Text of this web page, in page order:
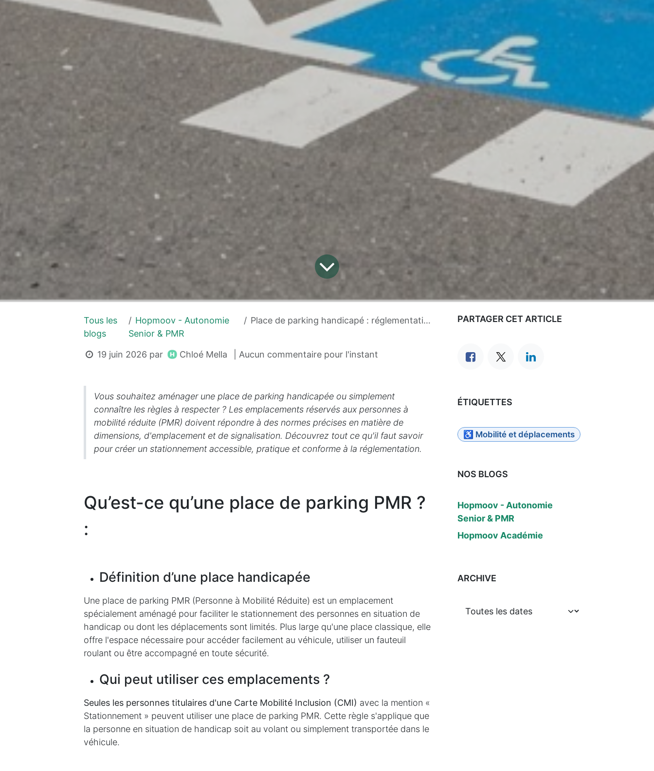
Tous les
blogs
Hopmoov - Autonomie
Senior & PMR
Place de parking handicapé : réglementation et marquage au sol
19 juin 2026 par Chloé Mella | Aucun commentaire pour l'instant
Vous souhaitez aménager une place de parking handicapée ou simplement
connaître les règles à respecter ? Les emplacements réservés aux personnes à
mobilité réduite (PMR) doivent répondre à des normes précises en matière de
dimensions, d'emplacement et de signalisation. Découvrez tout ce qu'il faut savoir
pour créer un stationnement accessible, pratique et conforme à la réglementation.
Qu’est-ce qu’une place de parking PMR ?
:
Définition d’une place handicapée
Une place de parking PMR (Personne à Mobilité Réduite) est un emplacement
spécialement aménagé pour faciliter le stationnement des personnes en situation de
handicap ou dont les déplacements sont limités. Plus large qu'une place classique, elle
offre l'espace nécessaire pour accéder facilement au véhicule, utiliser un fauteuil
roulant ou être accompagné en toute sécurité.
Qui peut utiliser ces emplacements ?
Seules les personnes titulaires d'une Carte Mobilité Inclusion (CMI) avec la mention «
Stationnement » peuvent utiliser une place de parking PMR. Cette règle s'applique que
la personne en situation de handicap soit au volant ou simplement transportée dans le
véhicule.
PARTAGER CET ARTICLE
ÉTIQUETTES
♿ Mobilité et déplacements
NOS BLOGS
Hopmoov - Autonomie
Senior & PMR
Hopmoov Académie
ARCHIVE